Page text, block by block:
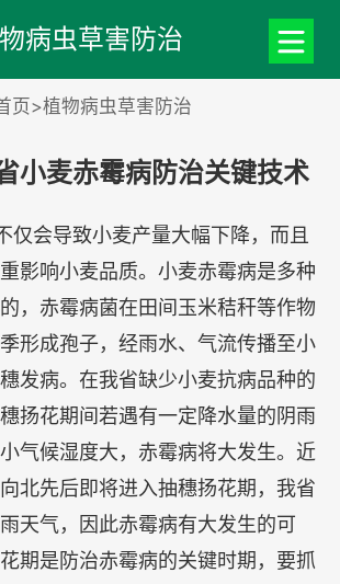
病虫草害防治
页>植物病虫草害防治
小麦赤霉病防治关键技术
会导致小麦产量大幅下降，而且
影响小麦品质。小麦赤霉病是多种
，赤霉病菌在田间玉米秸秆等作物
形成孢子，经雨水、气流传播至小
发病。在我省缺少小麦抗病品种的
扬花期间若遇有一定降水量的阴雨
气候湿度大，赤霉病将大发生。近
北先后即将进入抽穗扬花期，我省
天气，因此赤霉病有大发生的可
期是防治赤霉病的关键时期，要抓